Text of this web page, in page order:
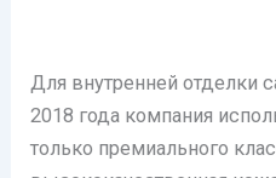
Для внутренней отделки
2018 года компания
только премиального